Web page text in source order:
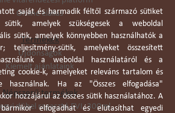
Online elállás
Termékek
Újdonságok
Kiemelt ajánlataink
Népszerű termékek
dübel ragasztó EVI. 300ml
saját és harmadik féltől származó sütiket
sütik, amelyek szükségesek a weboldal
sütik, amelyek könnyebben használhatók a
teljesítmény-sütik, amelyeket összesített
a weboldal használatáról és a
cookie-k, amelyeket releváns tartalom és
használnak. Ha az "Összes elfogadása"
hozzájárul az összes sütik használatához. A
elfogadhat és elutasíthat egyedi